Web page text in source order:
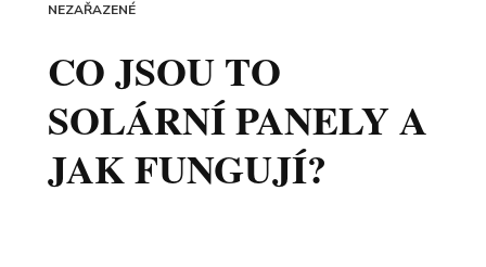
NEZAŘAZENÉ
CO JSOU TO
SOLÁRNÍ PANELY A
JAK FUNGUJÍ?